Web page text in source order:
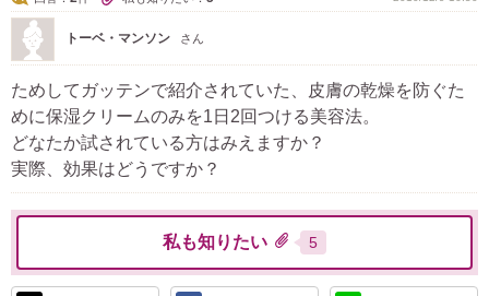
トーベ・マンソン さん
ためしてガッテンで紹介されていた、皮膚の乾燥を防ぐた
めに保湿クリームのみを1日2回つける美容法。
どなたか試されている方はみえますか？
実際、効果はどうですか？
私も知りたい 5